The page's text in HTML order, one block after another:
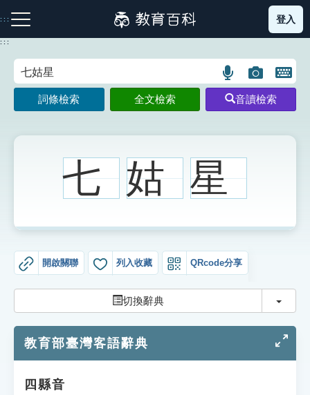
到
主
:::
注音索引圖示 筆畫索引圖示 部首索引表圖示
生字詞彙表
知識索引
登入
:::
語
言
搜
示
圖
片
搜
開
鍵
圖
詞條檢索 全文檢索 音讀檢索
七 姑 星
開啟關聯 列入收藏 QRcode分享
切換辭典 切換
教育部臺灣客語辭典
四縣音